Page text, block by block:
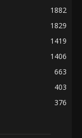
1882
1829
1419
1406
663
403
376